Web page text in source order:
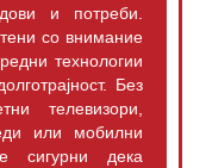
и потреби.
со внимание
технологии
Без
телевизори,
или мобилни
сигурни дека